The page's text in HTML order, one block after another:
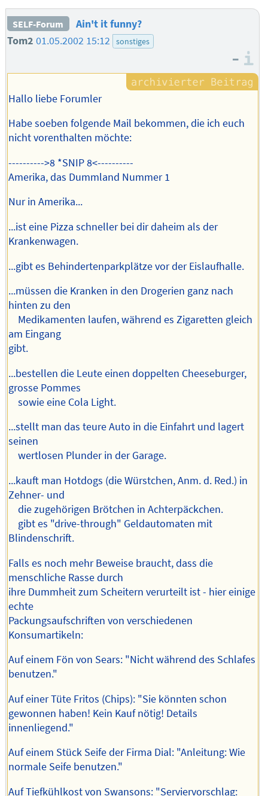
SELF-Forum
Ain't it funny?
Tom2 01.05.2002 15:12 sonstiges
–
Hallo liebe Forumler
Habe soeben folgende Mail bekommen, die ich euch
nicht vorenthalten möchte:
---------->8 *SNIP 8<----------
Amerika, das Dummland Nummer 1
Nur in Amerika...
...ist eine Pizza schneller bei dir daheim als der
Krankenwagen.
...gibt es Behindertenparkplätze vor der Eislaufhalle.
...müssen die Kranken in den Drogerien ganz nach
hinten zu den
Medikamenten laufen, während es Zigaretten gleich
am Eingang
gibt.
...bestellen die Leute einen doppelten Cheeseburger,
grosse Pommes
sowie eine Cola Light.
...stellt man das teure Auto in die Einfahrt und lagert
seinen
wertlosen Plunder in der Garage.
...kauft man Hotdogs (die Würstchen, Anm. d. Red.) in
Zehner- und
die zugehörigen Brötchen in Achterpäckchen.
gibt es "drive-through" Geldautomaten mit
Blindenschrift.
Falls es noch mehr Beweise braucht, dass die
menschliche Rasse durch
ihre Dummheit zum Scheitern verurteilt ist - hier einige
echte
Packungsaufschriften von verschiedenen
Konsumartikeln:
Auf einem Fön von Sears: "Nicht während des Schlafes
benutzen."
Auf einer Tüte Fritos (Chips): "Sie könnten schon
gewonnen haben! Kein Kauf nötig! Details
innenliegend."
Auf einem Stück Seife der Firma Dial: "Anleitung: Wie
normale Seife benutzen."
Auf Tiefkühlkost von Swansons: "Serviervorschlag: